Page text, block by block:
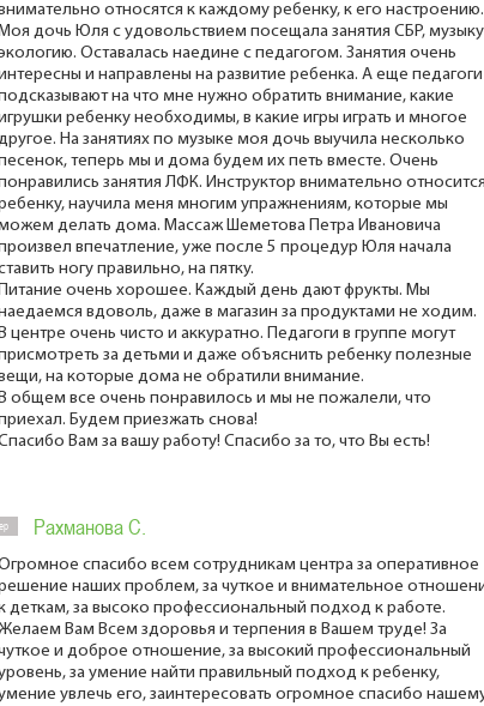
относятся к каждому ребенку, к его настроению.
дочь Юля с удовольствием посещала занятия СБР,
Оставалась наедине с педагогом. Занятия очень
и направлены на развитие ребенка. А еще педагоги
на что мне нужно обратить внимание, какие
ребенку необходимы, в какие игры играть и многое
На занятиях по музыке моя дочь выучила несколько
теперь мы и дома будем их петь вместе. Очень
занятия ЛФК. Инструктор внимательно
научила меня многим упражнениям, которые мы
можем делать дома. Массаж Шеметова Петра Ивановича
впечатление, уже после 5 процедур Юля начала
ногу правильно, на пятку.
очень хорошее. Каждый день дают фрукты. Мы
вдоволь, даже в магазин за продуктами не ходим.
центре очень чисто и аккуратно. Педагоги в группе могут
за детьми и даже объяснить ребенку полезные
на которые дома не обратили внимание.
общем все очень понравилось и мы не пожалели, что
Будем приезжать снова!
Вам за вашу работу! Спасибо за то, что Вы есть!
Рахманова С.
спасибо всем сотрудникам центра за оперативное
наших проблем, за чуткое и внимательное
деткам, за высоко профессиональный подход к работе.
Вам Всем здоровья и терпения в Вашем труде! За
и доброе отношение, за высокий профессиональный
за умение найти правильный подход к ребенку,
увлечь его, заинтересовать огромное спасибо